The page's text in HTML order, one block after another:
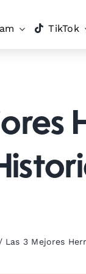
TikTok
/ Las 3 Mejores